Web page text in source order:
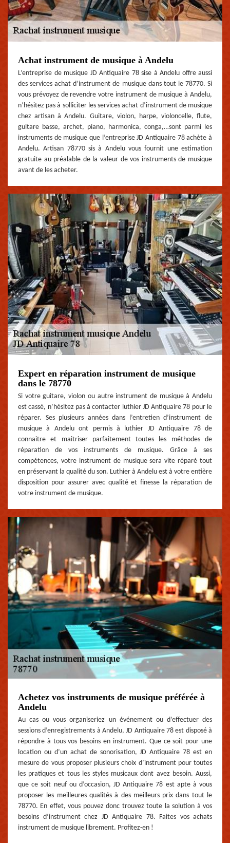
Achat instrument de musique à Andelu
L’entreprise de musique JD Antiquaire 78 sise à Andelu offre aussi
des services achat d’instrument de musique dans tout le 78770. Si
vous prévoyez de revendre votre instrument de musique à Andelu,
n’hésitez pas à solliciter les services achat d’instrument de musique
chez artisan à Andelu. Guitare, violon, harpe, violoncelle, flute,
guitare basse, archet, piano, harmonica, conga,…sont parmi les
instruments de musique que l’entreprise JD Antiquaire 78 achète à
Andelu. Artisan 78770 sis à Andelu vous fournit une estimation
gratuite au préalable de la valeur de vos instruments de musique
avant de les acheter.
Expert en réparation instrument de musique
dans le 78770
Si votre guitare, violon ou autre instrument de musique à Andelu
est cassé, n’hésitez pas à contacter luthier JD Antiquaire 78 pour le
réparer. Ses plusieurs années dans l’entretien d’instrument de
musique à Andelu ont permis à luthier JD Antiquaire 78 de
connaitre et maitriser parfaitement toutes les méthodes de
réparation de vos instruments de musique. Grâce à ses
compétences, votre instrument de musique sera vite réparé tout
en préservant la qualité du son. Luthier à Andelu est à votre entière
disposition pour assurer avec qualité et finesse la réparation de
votre instrument de musique.
Achetez vos instruments de musique préférée à
Andelu
Au cas ou vous organiseriez un événement ou d’effectuer des
sessions d’enregistrements à Andelu, JD Antiquaire 78 est disposé à
répondre à tous vos besoins en instrument. Que ce soit pour une
location ou d’un achat de sonorisation, JD Antiquaire 78 est en
mesure de vous proposer plusieurs choix d’instrument pour toutes
les pratiques et tous les styles musicaux dont avez besoin. Aussi,
que ce soit neuf ou d’occasion, JD Antiquaire 78 est apte à vous
proposer les meilleures qualités à des meilleurs prix dans tout le
78770. En effet, vous pouvez donc trouvez toute la solution à vos
besoins d’instrument chez JD Antiquaire 78. Faites vos achats
instrument de musique librement. Profitez-en !